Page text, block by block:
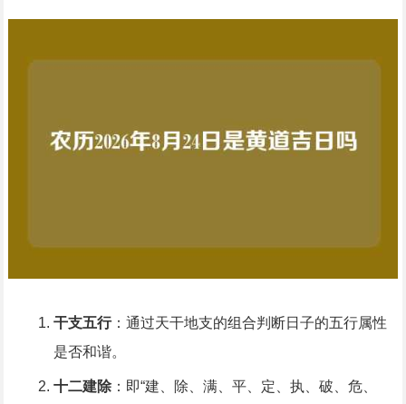
干支五行：通过天干地支的组合判断日子的五行属性
是否和谐。
十二建除：即“建、除、满、平、定、执、破、危、